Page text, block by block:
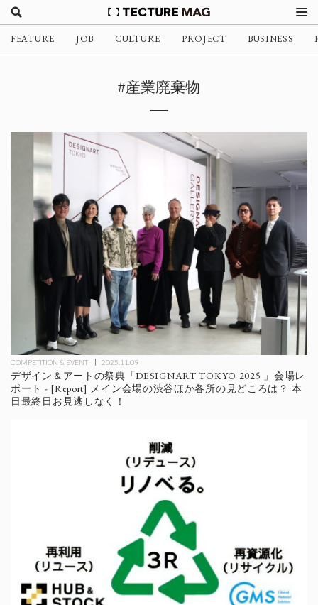
FEATURE JOB CULTURE PROJECT BUSINESS
#産業廃棄物
COMPETITION & EVENT 2025.11.09
デザイン＆アートの祭典「DESIGNART TOKYO 2025 」会場レ
ポート - [Report] メイン会場の渋谷ほか各所の見どころは？ 本
日最終日お見逃しなく！